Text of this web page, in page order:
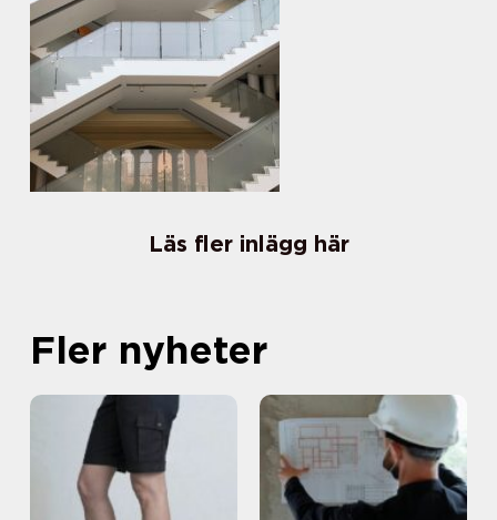
Läs fler inlägg här
Fler nyheter